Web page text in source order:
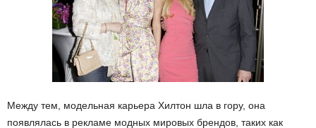
Между тем, модельная карьера Хилтон шла в гору, она
появлялась в рекламе модных мировых брендов, таких как